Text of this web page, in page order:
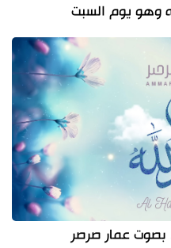
وهو يوم السبت
بصوت عمار صرصر